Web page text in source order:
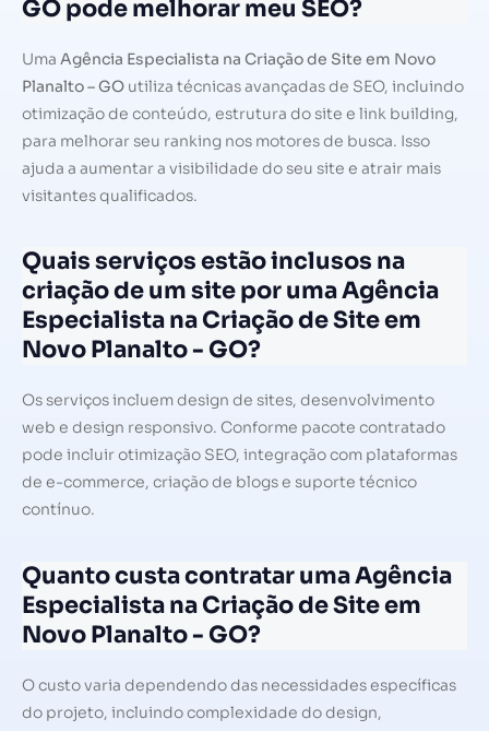
GO pode melhorar meu SEO?
Uma Agência Especialista na Criação de Site em Novo
Planalto – GO utiliza técnicas avançadas de SEO, incluindo
otimização de conteúdo, estrutura do site e link building,
para melhorar seu ranking nos motores de busca. Isso
ajuda a aumentar a visibilidade do seu site e atrair mais
visitantes qualificados.
Quais serviços estão inclusos na
criação de um site por uma Agência
Especialista na Criação de Site em
Novo Planalto - GO?
Os serviços incluem design de sites, desenvolvimento
web e design responsivo. Conforme pacote contratado
pode incluir otimização SEO, integração com plataformas
de e-commerce, criação de blogs e suporte técnico
contínuo.
Quanto custa contratar uma Agência
Especialista na Criação de Site em
Novo Planalto - GO?
O custo varia dependendo das necessidades específicas
do projeto, incluindo complexidade do design,